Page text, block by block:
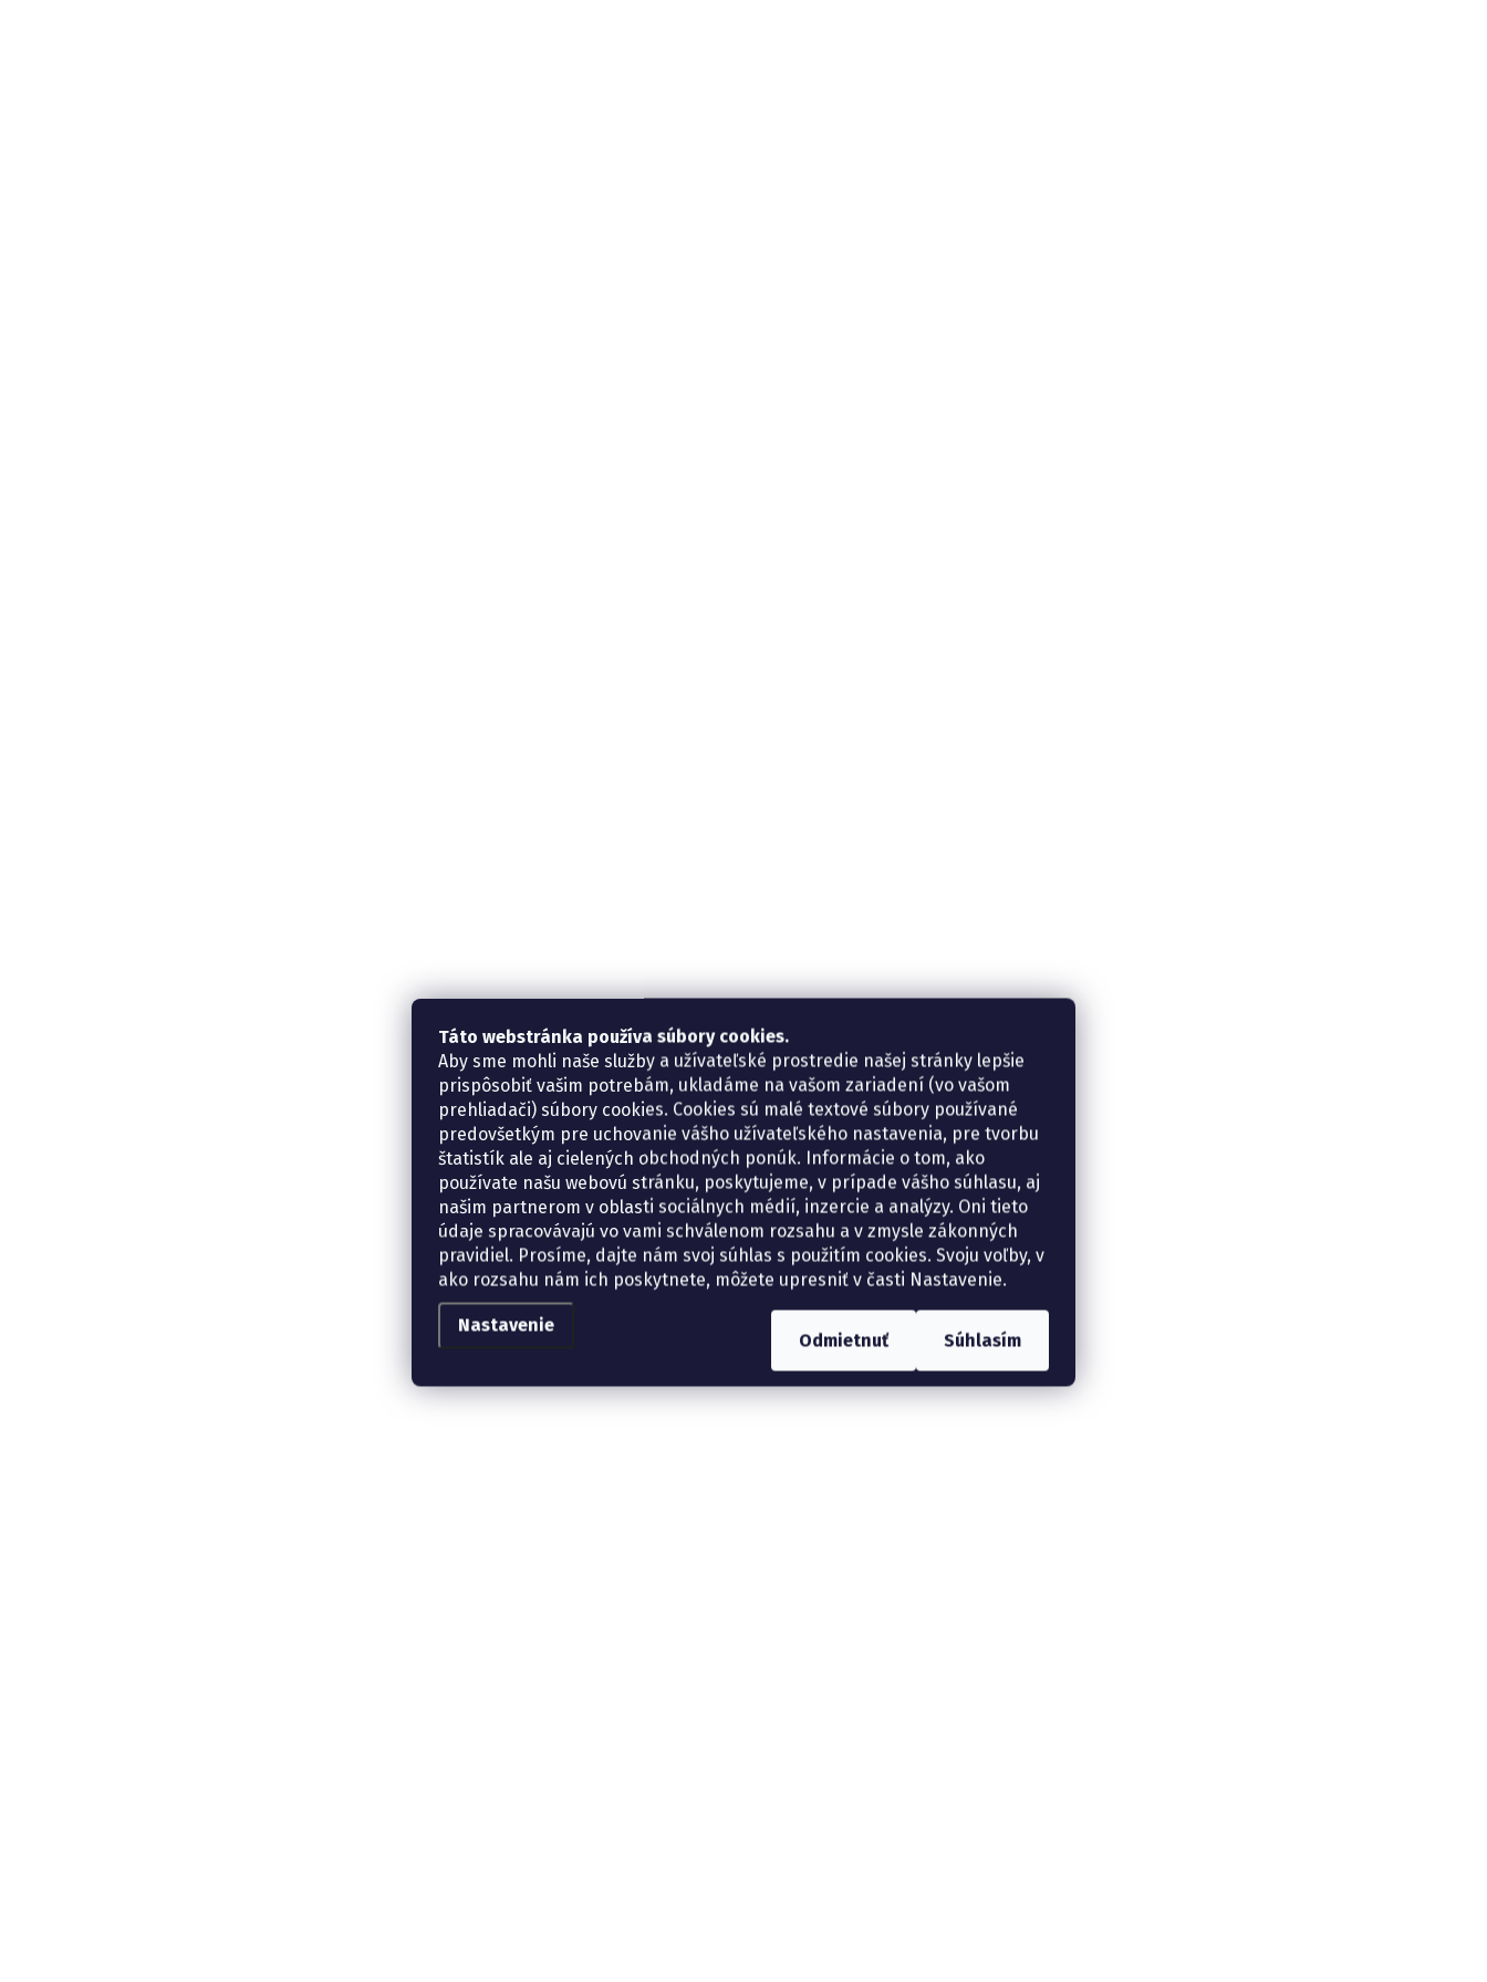
Táto webstránka používa súbory cookies.
Aby sme mohli naše služby a užívateľské prostredie našej stránky lepšie
prispôsobiť vašim potrebám, ukladáme na vašom zariadení (vo vašom
prehliadači) súbory cookies. Cookies sú malé textové súbory používané
predovšetkým pre uchovanie vášho užívateľského nastavenia, pre tvorbu
štatistík ale aj cielených obchodných ponúk. Informácie o tom, ako
používate našu webovú stránku, poskytujeme, v prípade vášho súhlasu, aj
našim partnerom v oblasti sociálnych médií, inzercie a analýzy. Oni tieto
údaje spracovávajú vo vami schválenom rozsahu a v zmysle zákonných
pravidiel. Prosíme, dajte nám svoj súhlas s použitím cookies. Svoju voľby, v
ako rozsahu nám ich poskytnete, môžete upresniť v časti Nastavenie.
Nastavenie
Odmietnuť Súhlasím